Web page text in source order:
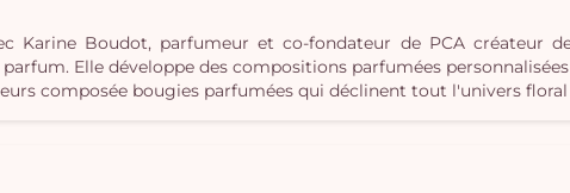
Karine Boudot, parfumeur et co-fondateur de PCA créateur
Elle développe des compositions parfumées
composée bougies parfumées qui déclinent tout l'univers floral